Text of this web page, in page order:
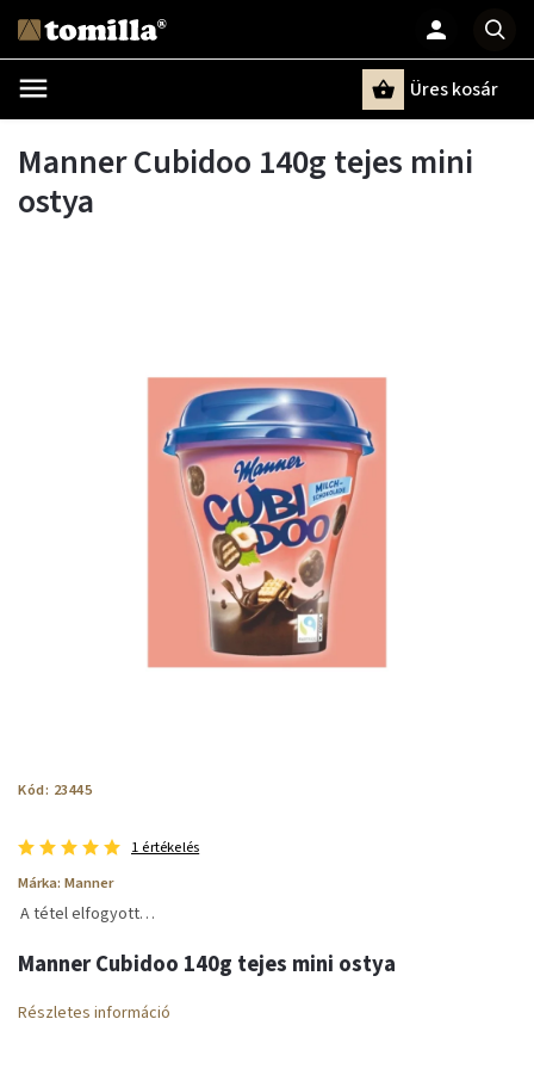
Üres kosár
Manner Cubidoo 140g tejes mini
ostya
Kód: 23445
1 értékelés
Márka: Manner
A tétel elfogyott…
Manner Cubidoo 140g tejes mini ostya
Részletes információ